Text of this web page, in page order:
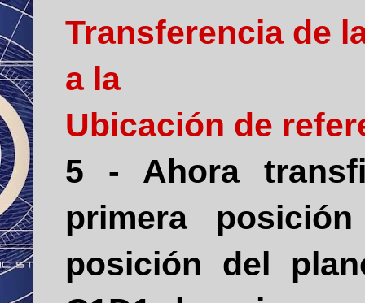
Transferencia de
a la
Ubicación de
5 - Ahora
primera
posición del